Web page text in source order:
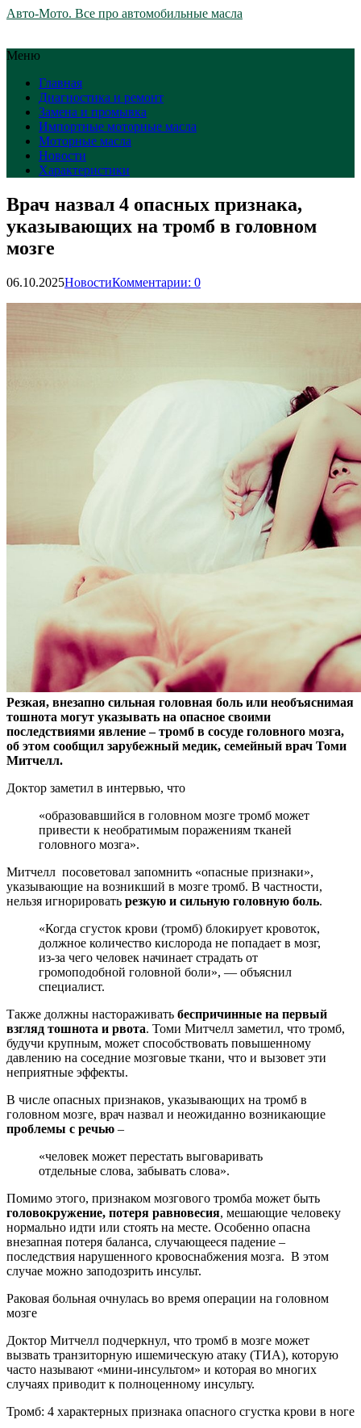
Авто-Мото. Все про автомобильные масла
Меню
Главная
Диагностика и ремонт
Замена и промывка
Импортные моторные масла
Моторные масла
Новости
Характеристики
Врач назвал 4 опасных признака,
указывающих на тромб в головном
мозге
06.10.2025НовостиКомментарии: 0
Резкая, внезапно сильная головная боль или необъяснимая
тошнота могут указывать на опасное своими
последствиями явление – тромб в сосуде головного мозга,
об этом сообщил зарубежный медик, семейный врач Томи
Митчелл.
Доктор заметил в интервью, что
«образовавшийся в головном мозге тромб может
привести к необратимым поражениям тканей
головного мозга».
Митчелл посоветовал запомнить «опасные признаки»,
указывающие на возникший в мозге тромб. В частности,
нельзя игнорировать резкую и сильную головную боль.
«Когда сгусток крови (тромб) блокирует кровоток,
должное количество кислорода не попадает в мозг,
из-за чего человек начинает страдать от
громоподобной головной боли», — объяснил
специалист.
Также должны настораживать беспричинные на первый
взгляд тошнота и рвота. Томи Митчелл заметил, что тромб,
будучи крупным, может способствовать повышенному
давлению на соседние мозговые ткани, что и вызовет эти
неприятные эффекты.
В числе опасных признаков, указывающих на тромб в
головном мозге, врач назвал и неожиданно возникающие
проблемы с речью –
«человек может перестать выговаривать
отдельные слова, забывать слова».
Помимо этого, признаком мозгового тромба может быть
головокружение, потеря равновесия, мешающие человеку
нормально идти или стоять на месте. Особенно опасна
внезапная потеря баланса, случающееся падение –
последствия нарушенного кровоснабжения мозга. В этом
случае можно заподозрить инсульт.
Раковая больная очнулась во время операции на головном
мозге
Доктор Митчелл подчеркнул, что тромб в мозге может
вызвать транзиторную ишемическую атаку (ТИА), которую
часто называют «мини-инсультом» и которая во многих
случаях приводит к полноценному инсульту.
Тромб: 4 характерных признака опасного сгустка крови в ноге